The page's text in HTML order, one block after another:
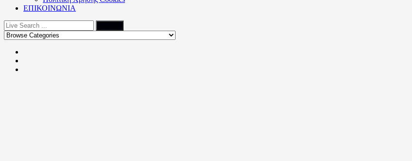
ΕΠΙΚΟΙΝΩΝΙΑ